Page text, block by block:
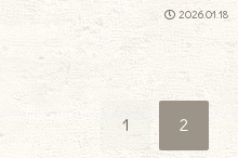
2026.01.18
1 2